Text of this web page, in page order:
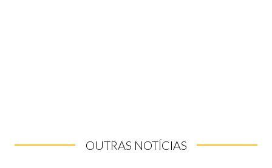
OUTRAS NOTÍCIAS